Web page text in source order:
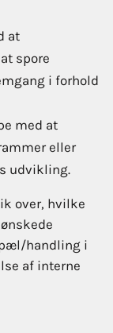
at
spore
i forhold
med at
eller
udvikling.
over, hvilke
handling i
af interne